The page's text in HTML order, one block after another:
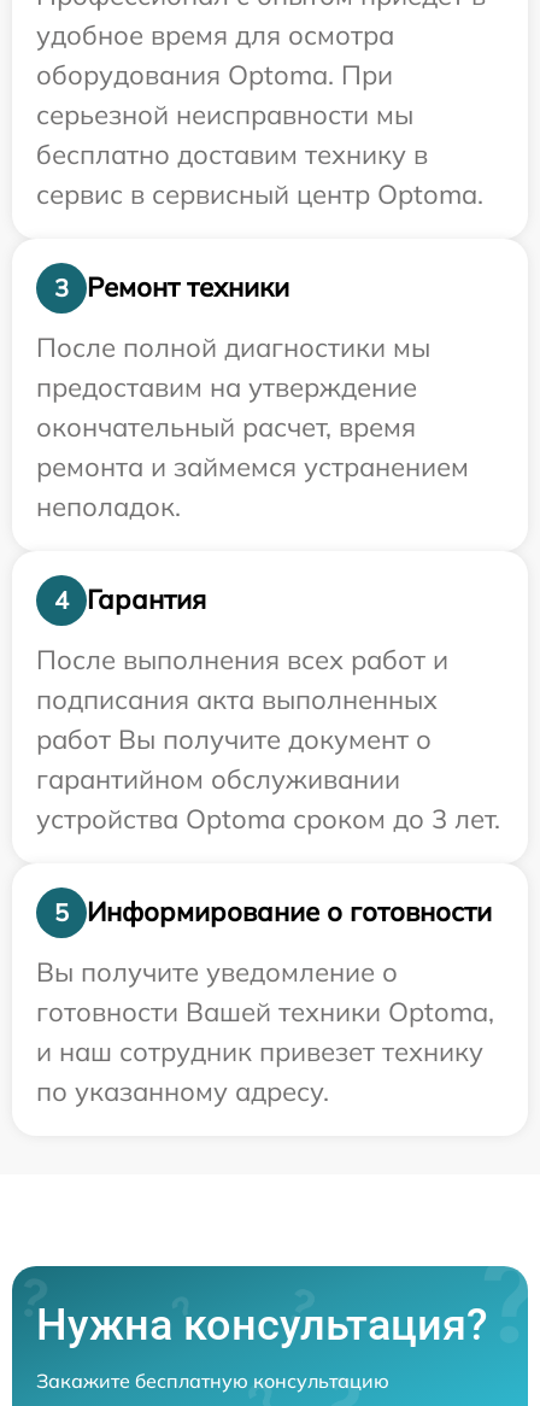
удобное время для осмотра
оборудования Optoma. При
серьезной неисправности мы
бесплатно доставим технику в
сервис в сервисный центр Optoma.
3
Ремонт техники
После полной диагностики мы
предоставим на утверждение
окончательный расчет, время
ремонта и займемся устранением
неполадок.
4
Гарантия
После выполнения всех работ и
подписания акта выполненных
работ Вы получите документ о
гарантийном обслуживании
устройства Optoma сроком до 3 лет.
5
Информирование о готовности
Вы получите уведомление о
готовности Вашей техники Optoma,
и наш сотрудник привезет технику
по указанному адресу.
Нужна консультация?
Закажите бесплатную консультацию